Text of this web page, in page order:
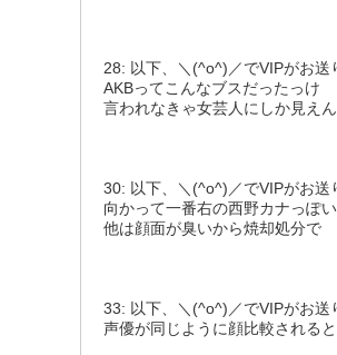
28: 以下、＼(^o^)／でVIPがお
AKBってこんなブスだったっけ
言われなきゃ女芸人にしか見えん
30: 以下、＼(^o^)／でVIPがお
向かって一番右の西野カナっぽ
他は顔面が臭いから焼却処分で
33: 以下、＼(^o^)／でVIPがお
声優が同じように顔比較される